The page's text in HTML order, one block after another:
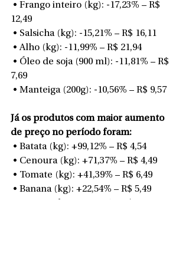
• Frango inteiro (kg): -17,23% – R$
12,49
• Salsicha (kg): -15,21% – R$ 16,11
• Alho (kg): -11,99% – R$ 21,94
• Óleo de soja (900 ml): -11,81% – R$
7,69
• Manteiga (200g): -10,56% – R$ 9,57
Já os produtos com maior aumento
de preço no período foram:
• Batata (kg): +99,12% – R$ 4,54
• Cenoura (kg): +71,37% – R$ 4,49
• Tomate (kg): +41,39% – R$ 6,49
• Banana (kg): +22,54% – R$ 5,49